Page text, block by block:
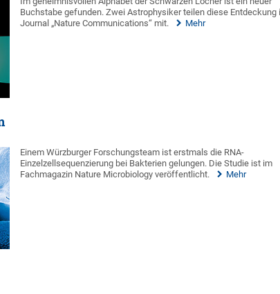
Buchstabe gefunden. Zwei Astrophysiker teilen diese Entdeckung
Journal „Nature Communications“ mit.
Mehr
Einem Würzburger Forschungsteam ist erstmals die RNA-
Einzelzellsequenzierung bei Bakterien gelungen. Die Studie ist im
Fachmagazin Nature Microbiology veröffentlicht.
Mehr